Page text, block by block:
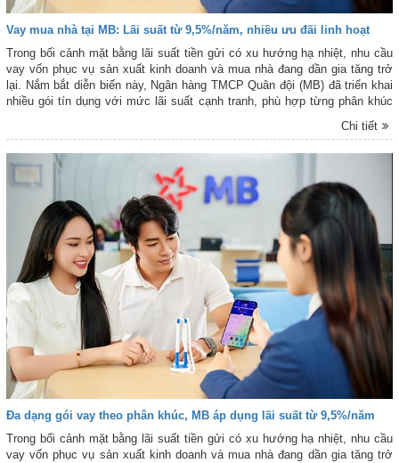
Vay mua nhà tại MB: Lãi suất từ 9,5%/năm, nhiều ưu đãi linh hoạt
Trong bối cảnh mặt bằng lãi suất tiền gửi có xu hướng hạ nhiệt, nhu cầu
vay vốn phục vụ sản xuất kinh doanh và mua nhà đang dần gia tăng trở
lại. Nắm bắt diễn biến này, Ngân hàng TMCP Quân đội (MB) đã triển khai
nhiều gói tín dụng với mức lãi suất cạnh tranh, phù hợp từng phân khúc
Chi tiết
Đa dạng gói vay theo phân khúc, MB áp dụng lãi suất từ 9,5%/năm
Trong bối cảnh mặt bằng lãi suất tiền gửi có xu hướng hạ nhiệt, nhu cầu
vay vốn phục vụ sản xuất kinh doanh và mua nhà đang dần gia tăng trở